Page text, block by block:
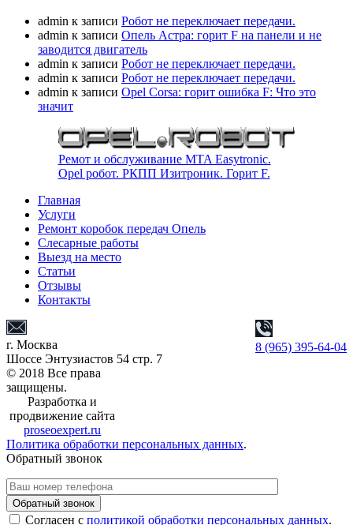
admin к записи Робот не переключает передачи.
admin к записи Опель Астра: горит F на панели и не
заводится двигатель
admin к записи Робот не переключает передачи.
admin к записи Робот не переключает передачи.
admin к записи Opel Corsa: горит ошибка F: Что это
значит
Ремот и обслуживание MTA Easytronic.
Opel робот. РКПП Изитроник. Горит F.
Главная
Услуги
Ремонт коробок передач Опель
Слесарные работы
Выезд на место
Статьи
Отзывы
Контакты
8 (965) 395-64-04
г. Москва
Шоссе Энтузиастов 54 стр. 7
© 2018 Все права
защищены.
Разработка и
продвижение сайта
proseoexpert.ru
Политика обработки персональных данных.
Обратный звонок
Обратный звонок
Согласен с политикой обработки персональных данных.